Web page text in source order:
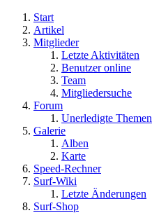
Start
Artikel
Mitglieder
Letzte Aktivitäten
Benutzer online
Team
Mitgliedersuche
Forum
Unerledigte Themen
Galerie
Alben
Karte
Speed-Rechner
Surf-Wiki
Letzte Änderungen
Surf-Shop